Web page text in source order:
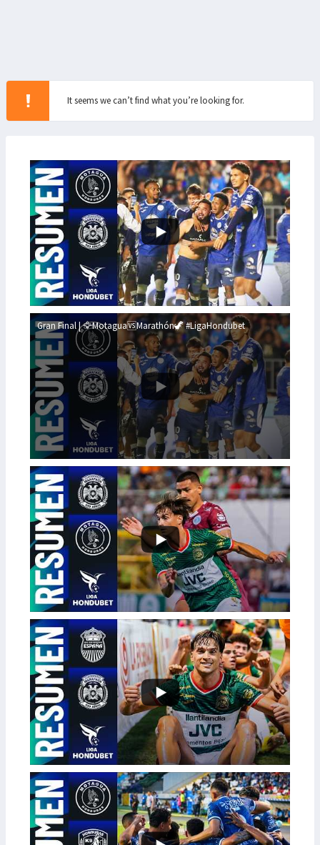
It seems we can’t find what you’re looking for.
Gran Final | 🦅Motagua🆚Marathón🦖 #LigaHondubet